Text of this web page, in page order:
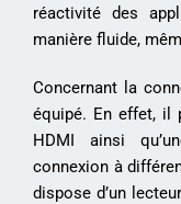
réactivité des
manière fluide,
Concernant la
équipé. En effet, il
HDMI ainsi
connexion à
dispose d’un